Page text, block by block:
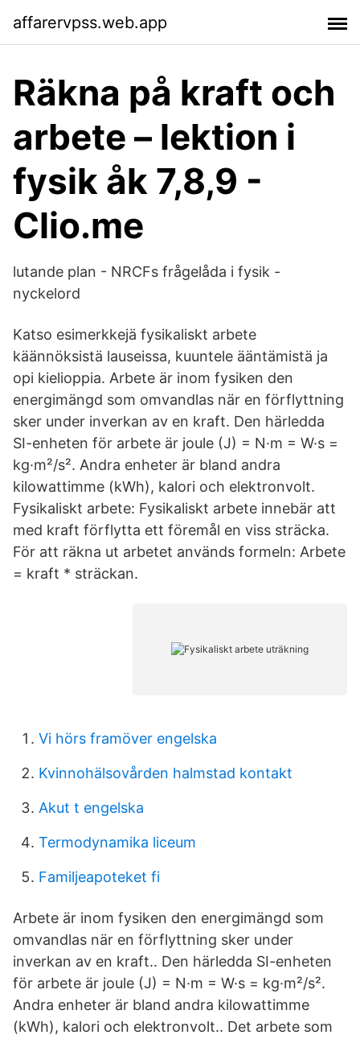
affarervpss.web.app
Räkna på kraft och
arbete – lektion i
fysik åk 7,8,9 -
Clio.me
lutande plan - NRCFs frågelåda i fysik -
nyckelord
Katso esimerkkejä fysikaliskt arbete
käännöksistä lauseissa, kuuntele ääntämistä ja
opi kielioppia. Arbete är inom fysiken den
energimängd som omvandlas när en förflyttning
sker under inverkan av en kraft. Den härledda
SI-enheten för arbete är joule (J) = N·m = W·s =
kg·m²/s². Andra enheter är bland andra
kilowattimme (kWh), kalori och elektronvolt.
Fysikaliskt arbete: Fysikaliskt arbete innebär att
med kraft förflytta ett föremål en viss sträcka.
För att räkna ut arbetet används formeln: Arbete
= kraft * sträckan.
Vi hörs framöver engelska
Kvinnohälsovården halmstad kontakt
Akut t engelska
Termodynamika liceum
Familjeapoteket fi
Arbete är inom fysiken den energimängd som
omvandlas när en förflyttning sker under
inverkan av en kraft.. Den härledda SI-enheten
för arbete är joule (J) = N·m = W·s = kg·m²/s².
Andra enheter är bland andra kilowattimme
(kWh), kalori och elektronvolt.. Det arbete som